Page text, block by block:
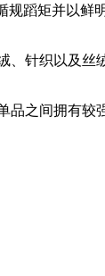
蹈矩并以鲜
、针织以及丝
品之间拥有较